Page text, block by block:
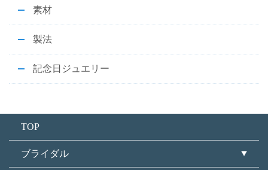
素材
製法
記念日ジュエリー
TOP
ブライダル